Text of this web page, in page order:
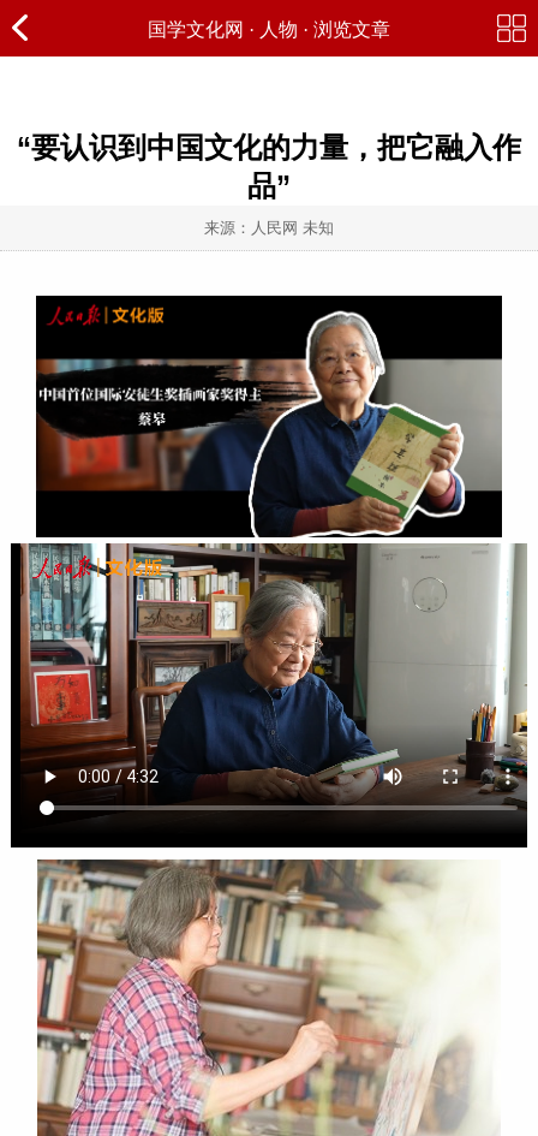
国学文化网 · 人物 · 浏览文章
“要认识到中国文化的力量，把它融入作
品”
来源：人民网 未知